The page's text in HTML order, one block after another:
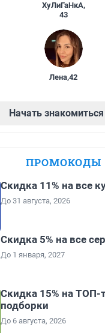
ХуЛиГаНкА,
43
Лена,42
Начать знакомиться
ПРОМОКОДЫ
Скидка 11% на все
До 31 августа, 2026
Скидка 5% на все
До 1 января, 2027
Скидка 15% на ТОП-
подборки
До 6 августа, 2026